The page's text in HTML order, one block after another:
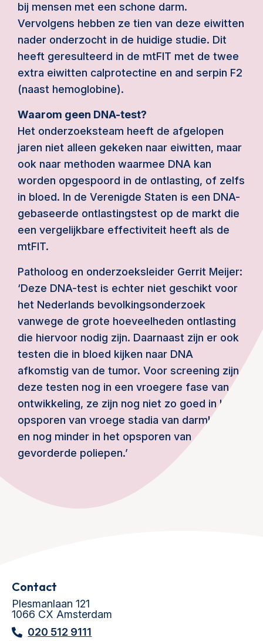
bij mensen met een schone darm.
Vervolgens hebben ze tien van deze eiwitten
nader onderzocht in de huidige studie. Dit
heeft geresulteerd in de mtFIT met de twee
extra eiwitten calprotectine en and serpin F2
(naast hemoglobine).
Waarom geen DNA-test?
Het onderzoeksteam heeft de afgelopen
jaren niet alleen gekeken naar eiwitten, maar
ook naar methoden waarmee DNA kan
worden opgespoord in de ontlasting, of zelfs
in bloed. In de Verenigde Staten is een DNA-
gebaseerde ontlastingstest op de markt die
een vergelijkbare effectiviteit heeft als de
mtFIT.
Patholoog en onderzoeksleider Gerrit Meijer:
‘Deze DNA-test is echter niet geschikt voor
het Nederlands bevolkingsonderzoek
vanwege de grote hoeveelheden ontlasting
die hiervoor nodig zijn. Daarnaast zijn er ook
testen die in bloed kijken naar DNA
afkomstig van de tumor. Voor screening zijn
deze testen nog in een vroegere fase van
ontwikkeling, ze zijn nog niet zo goed in het
opsporen van vroege stadia van darmkanker
en nog minder in het opsporen van
gevorderde poliepen.’
Contact
Plesmanlaan 121
1066 CX Amsterdam
020 512 9111